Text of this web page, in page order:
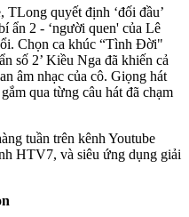
TLong quyết định ‘đối đầu’
ẩn 2 - ‘người quen' của Lê
Chọn ca khúc “Tình Đời"
số 2’ Kiều Nga đã khiến cả
âm nhạc của cô. Giọng hát
qua từng câu hát đã chạm
tuần trên kênh Youtube
HTV7, và siêu ứng dụng giải